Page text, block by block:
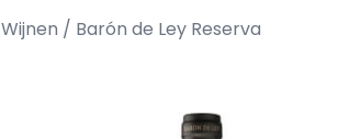
Wijnen / Barón de Ley Reserva